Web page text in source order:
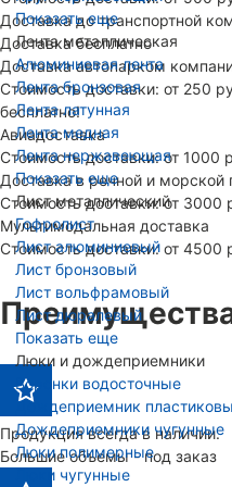
Показать еще
Лента металлическая
Алюминиевая лента
Лента бронзовая
Лента латунная
Лента медная
Лента нержавеющая
Показать еще
Лист металлический
Гофролист
Лист алюминиевый
Лист бронзовый
Лист вольфрамовый
Лист дюралевый
Показать еще
Люки и дождеприемники
Воронки водосточные
Дождеприемник
Дождеприемники чугунные
Люки полимерные
Люки чугунные
Доставка до транспортной
Доставка бесплатно
Доставка автопарком
Стоимость доставки: от 250
бесплатно!
Авиадоставка
Стоимость доставки: от 1000
Доставка в речной и морской
Стоимость доставки: от 3000
Мультимодальная доставка
Стоимость доставки: от 4500
Продукция всегда в наличии.
Большие объемы - под заказ